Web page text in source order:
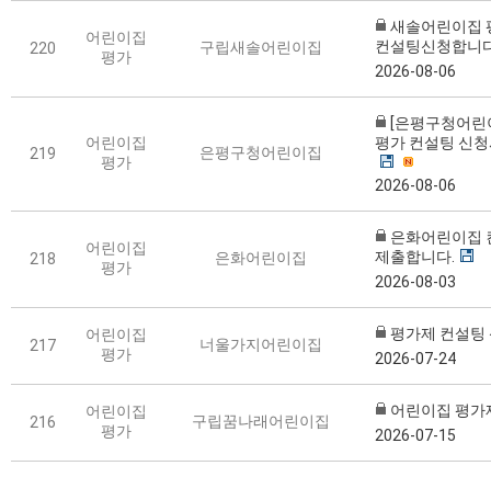
220
어린이집
평가
구립새솔어린이집
새솔어린이집
컨설팅신청합니
2026-08-06
219
어린이집
평가
은평구청어린이집
[은평구청어
평가 컨설팅 신
2026-08-06
218
어린이집
평가
은화어린이집
은화어린이집
제출합니다.
2026-08-03
217
어린이집
평가
너울가지어린이집
평가제 컨설팅
2026-07-24
216
어린이집
평가
구립꿈나래어린이집
어린이집 평가
2026-07-15